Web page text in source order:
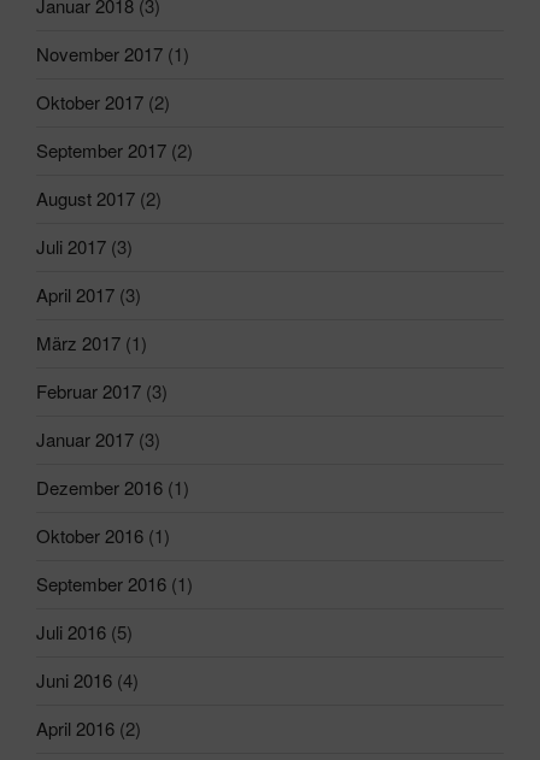
Januar 2018 (3)
November 2017 (1)
Oktober 2017 (2)
September 2017 (2)
August 2017 (2)
Juli 2017 (3)
April 2017 (3)
März 2017 (1)
Februar 2017 (3)
Januar 2017 (3)
Dezember 2016 (1)
Oktober 2016 (1)
September 2016 (1)
Juli 2016 (5)
Juni 2016 (4)
April 2016 (2)